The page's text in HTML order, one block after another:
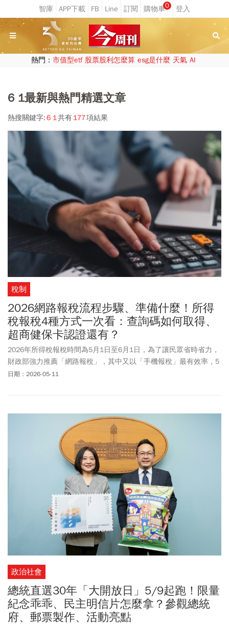
0
熱門： 市值型etf 股票股利怎麼算 esg是什麼 天氣 AI
6 1最新與熱門精選文章
熱搜關鍵字:6 1共有177項結果
稅制
2026網路報稅流程步驟、準備什麼！所得
稅報稅4種方式一次看：查詢碼如何取得、
超商健保卡認證還有？
2026年所得稅報稅時間為5月1日至6月1日，為了讓民眾省時省力，
財政部強力推薦「網路報稅」，其中又以「手機報稅」最有效率，5
分鐘就能完成，不僅不用下載APP、不用準備讀卡機，更不必親自跑
官方申報入口，帶您一文搞懂怎麼報稅。
日期：2026-05-11
政治社會
總統直選30年「大開放日」5/9起跑！限量
紀念乖乖、民主明信片怎麼拿？參觀總統
府、郵票製作、活動亮點